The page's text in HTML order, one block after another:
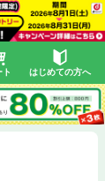
ト はじめての方へ